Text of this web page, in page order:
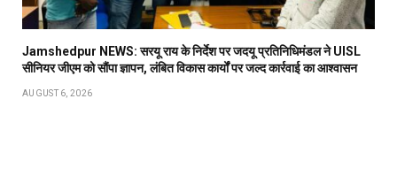
Jamshedpur NEWS: सरयू राय के निर्देश पर जदयू प्रतिनिधिमंडल ने UISL
सीनियर जीएम को सौंपा ज्ञापन, लंबित विकास कार्यों पर जल्द कार्रवाई का आश्वासन
AUGUST 6, 2026